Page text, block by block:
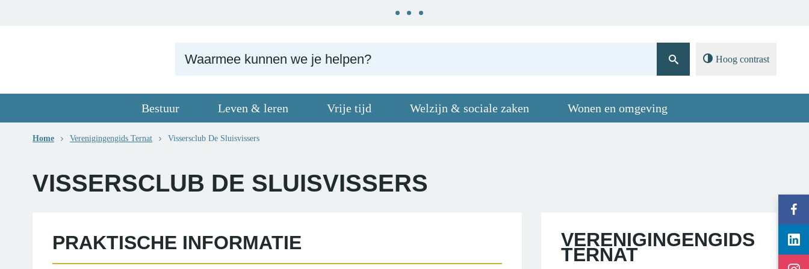
Volg
Ternat
Volg
Ternat
Volg
Hoog contrast
Bestuur Leven & leren Vrije tijd Welzijn & sociale zaken Wonen en omgeving
Sluiten
Home Verenigingengids Ternat Vissersclub De Sluisvissers
VISSERSCLUB DE SLUISVISSERS
PRAKTISCHE INFORMATIE VERENIGINGENGIDS
TERNAT